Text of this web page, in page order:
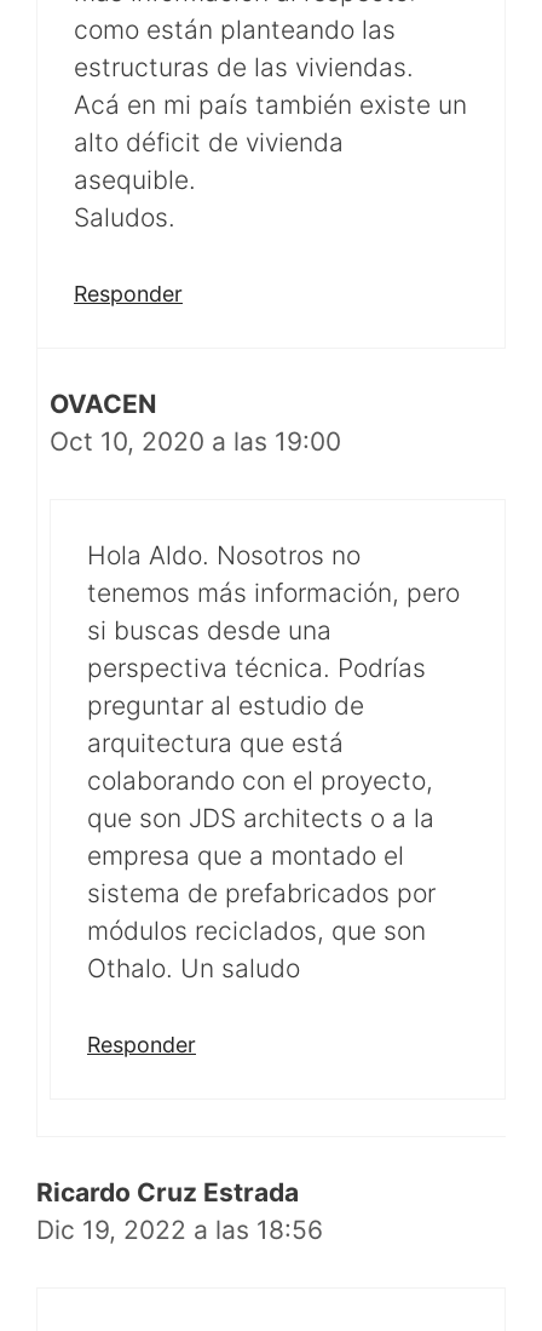
como están planteando las
estructuras de las viviendas.
Acá en mi país también existe un
alto déficit de vivienda
asequible.
Saludos.
Responder
OVACEN
Oct 10, 2020 a las 19:00
Hola Aldo. Nosotros no
tenemos más información, pero
si buscas desde una
perspectiva técnica. Podrías
preguntar al estudio de
arquitectura que está
colaborando con el proyecto,
que son JDS architects o a la
empresa que a montado el
sistema de prefabricados por
módulos reciclados, que son
Othalo. Un saludo
Responder
Ricardo Cruz Estrada
Dic 19, 2022 a las 18:56